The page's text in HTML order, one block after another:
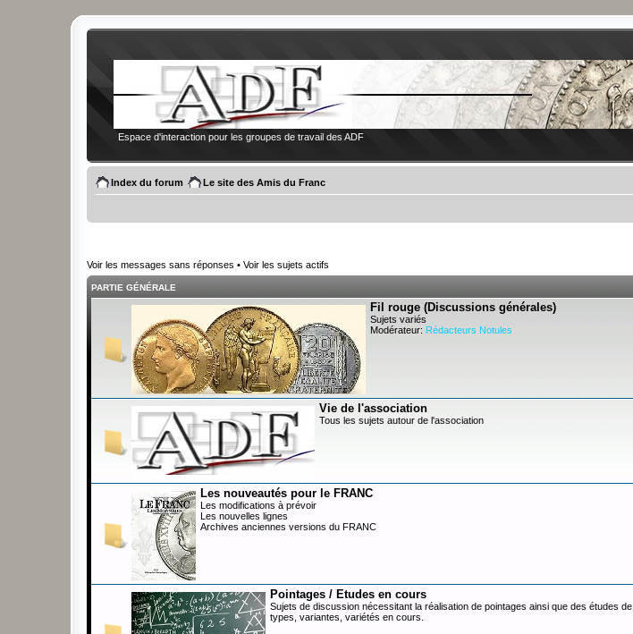
Espace d'interaction pour les groupes de travail des ADF
Index du forum Le site des Amis du Franc
Voir les messages sans réponses • Voir les sujets actifs
PARTIE GÉNÉRALE
Fil rouge (Discussions générales)
Sujets variés
Modérateur: Rédacteurs Notules
Vie de l'association
Tous les sujets autour de l'association
Les nouveautés pour le FRANC
Les modifications à prévoir
Les nouvelles lignes
Archives anciennes versions du FRANC
Pointages / Etudes en cours
Sujets de discussion nécessitant la réalisation de pointages ainsi que des études de
types, variantes, variétés en cours.